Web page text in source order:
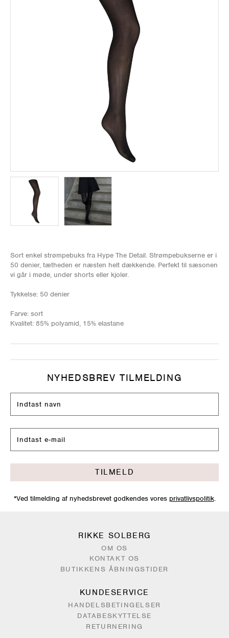
Sort enkel strømpebuks fra Hype The Detail. Strømpebukserne er i
50 denier, tætheden er næsten helt dækkende. Perfekt til sæsonen
vi går i møde, under shorts eller kjoler.
Tykkelse: 50 denier
Farve: sort
Kvalitet: 85% polyamid, 15% elastane
NYHEDSBREV TILMELDING
TILMELD
*Ved tilmelding af nyhedsbrevet godkendes vores privatlivspolitik.
RIKKE SOLBERG
OM OS
KONTAKT OS
BUTIKKENS ÅBNINGSTIDER
KUNDESERVICE
HANDELSBETINGELSER
DATABESKYTTELSE
RETURNERING